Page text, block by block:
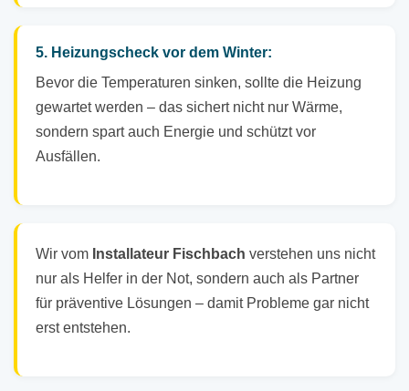
5. Heizungscheck vor dem Winter:
Bevor die Temperaturen sinken, sollte die Heizung
gewartet werden – das sichert nicht nur Wärme,
sondern spart auch Energie und schützt vor
Ausfällen.
Wir vom Installateur Fischbach verstehen uns nicht
nur als Helfer in der Not, sondern auch als Partner
für präventive Lösungen – damit Probleme gar nicht
erst entstehen.